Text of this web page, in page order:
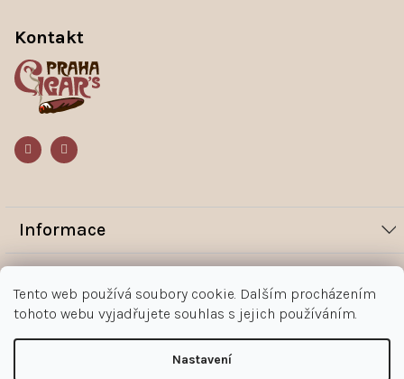
Tento web používá soubory cookie. Dalším procházením
tohoto webu vyjadřujete souhlas s jejich používáním.
Nastavení
Informace
Novinky
Magazín
Jak nakupovat
Obchodní podmínky
Kontakt
Kontakt